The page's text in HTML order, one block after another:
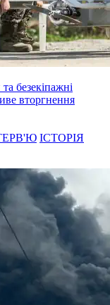
безекіпажні
вторгнення
ІСТОРІЯ